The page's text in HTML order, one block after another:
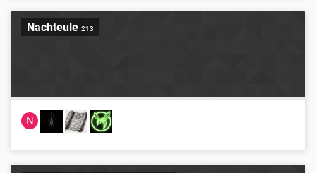
Nachteule 213
N